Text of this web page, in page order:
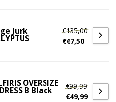
Jurk
€135,00
€67,50
OVERSIZE
B Black
€99,99
€49,99